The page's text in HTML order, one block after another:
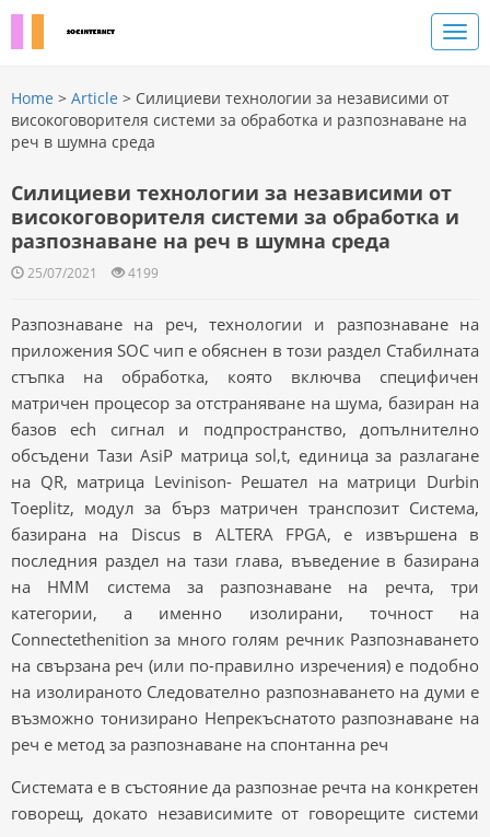
Home > Article > Силициеви технологии за независими от
високоговорителя системи за обработка и разпознаване на
реч в шумна среда
Силициеви технологии за независими от
високоговорителя системи за обработка и
разпознаване на реч в шумна среда
25/07/2021 4199
Разпознаване на реч, технологии и разпознаване на
приложения SOC чип е обяснен в този раздел Стабилната
стъпка на обработка, която включва специфичен
матричен процесор за отстраняване на шума, базиран на
базов ech сигнал и подпространство, допълнително
обсъдени Тази AsiP матрица sol,t, единица за разлагане
на QR, матрица Levinison- Решател на матрици Durbin
Toeplitz, модул за бърз матричен транспозит Система,
базирана на Discus в ALTERA FPGA, е извършена в
последния раздел на тази глава, въведение в базирана
на HMM система за разпознаване на речта, три
категории, а именно изолирани, точност на
Connectethenition за много голям речник Разпознаването
на свързана реч (или по-правилно изречения) е подобно
на изолираното Следователно разпознаването на думи е
възможно тонизирано Непрекъснатото разпознаване на
реч е метод за разпознаване на спонтанна реч
Системата е в състояние да разпознае речта на конкретен
говорещ, докато независимите от говорещите системи